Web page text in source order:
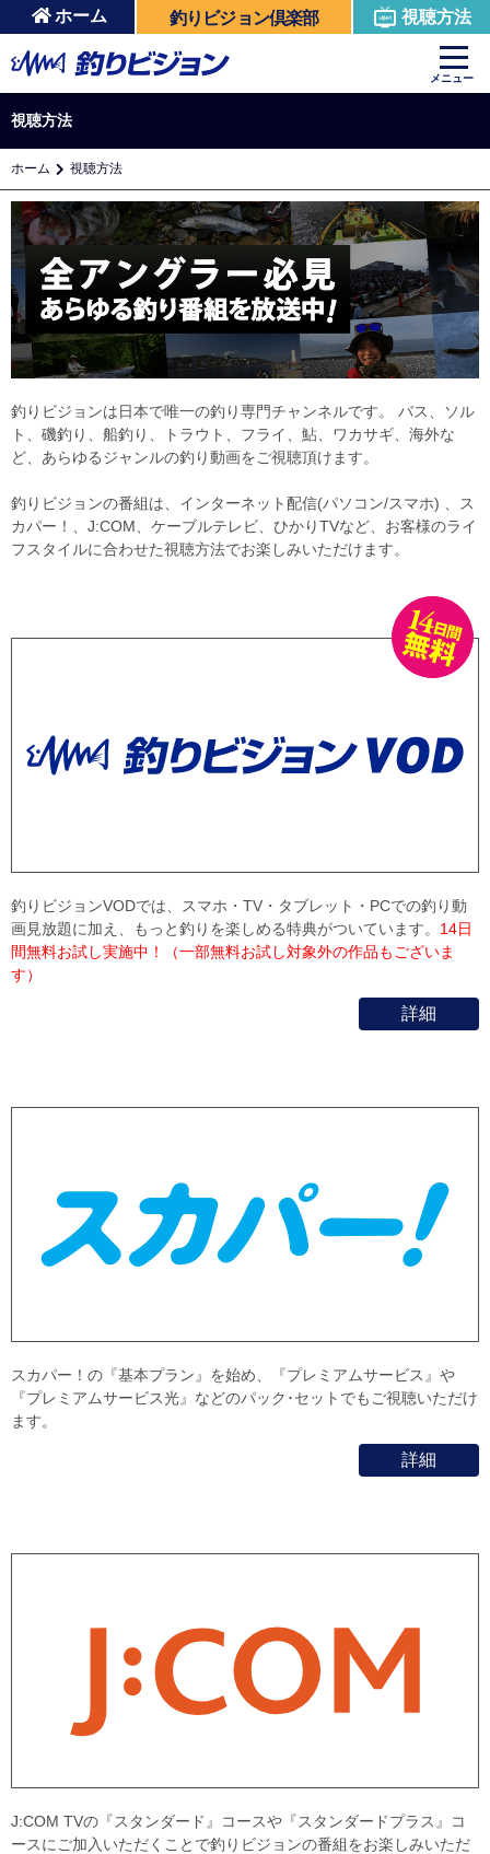
ホーム 釣りビジョン倶楽部 視聴方法
メニュー
視聴方法
ホーム 視聴方法
釣りビジョンは日本で唯一の釣り専門チャンネルです。 バス、ソル
ト、磯釣り、船釣り、トラウト、フライ、鮎、ワカサギ、海外な
ど、あらゆるジャンルの釣り動画をご視聴頂けます。
釣りビジョンの番組は、インターネット配信(パソコン/スマホ) 、ス
カパー！、J:COM、ケーブルテレビ、ひかりTVなど、お客様のライ
フスタイルに合わせた視聴方法でお楽しみいただけます。
釣りビジョンVODでは、スマホ・TV・タブレット・PCでの釣り動
画見放題に加え、もっと釣りを楽しめる特典がついています。 14日
間無料お試し実施中！（一部無料お試し対象外の作品もございま
す）
詳細
スカパー！の『基本プラン』を始め、『プレミアムサービス』や
『プレミアムサービス光』などのパック･セットでもご視聴いただけ
ます。
詳細
J:COM TVの『スタンダード』コースや『スタンダードプラス』コ
ースにご加入いただくことで釣りビジョンの番組をお楽しみいただ